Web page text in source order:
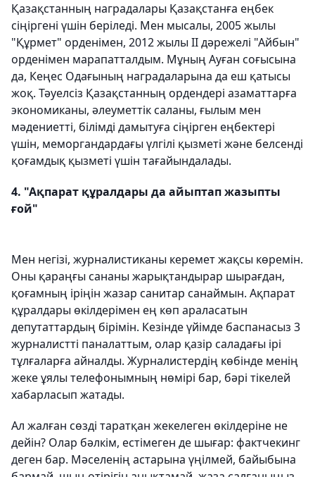
Қазақстанның наградалары Қазақстанға еңбек
сіңіргені үшін беріледі. Мен мысалы, 2005 жылы
"Құрмет" орденімен, 2012 жылы ІІ дәрежелі "Айбын"
орденімен марапатталдым. Мұның Ауған соғысына
да, Кеңес Одағының наградаларына да еш қатысы
жоқ. Тәуелсіз Қазақстанның ордендері азаматтарға
экономиканы, әлеуметтік саланы, ғылым мен
мәдениетті, бiлiмдi дамытуға сіңірген еңбектері
үшін, меморгандардағы үлгілі қызметі және белсенді
қоғамдық қызметі үшін тағайындалады.
4. "Ақпарат құралдары да айыптап жазыпты
ғой"
Мен негізі, журналистиканы керемет жақсы көремін.
Оны қараңғы сананы жарықтандырар шырағдан,
қоғамның іріңін жазар санитар санаймын. Ақпарат
құралдары өкілдерімен ең көп араласатын
депутаттардың бірімін. Кезінде үйімде баспанасыз 3
журналистті паналаттым, олар қазір саладағы ірі
тұлғаларға айналды. Журналистердің көбінде менің
жеке ұялы телефонымның нөмірі бар, бәрі тікелей
хабарласып жатады.
Ал жалған сөзді таратқан жекелеген өкілдеріне не
дейін? Олар бәлкім, естімеген де шығар: фактчекинг
деген бар. Мәселенің астарына үңілмей, байыбына